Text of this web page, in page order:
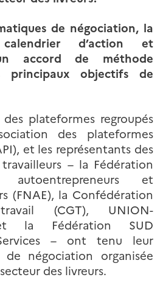
de négociation, la
d’action et
accord de méthode
principaux objectifs de
plateformes regroupés
des plateformes
et les représentants des
– la Fédération
et
(FNAE), la Confédération
(CGT), UNION-
la Fédération SUD
– ont tenu leur
négociation organisée
des livreurs.